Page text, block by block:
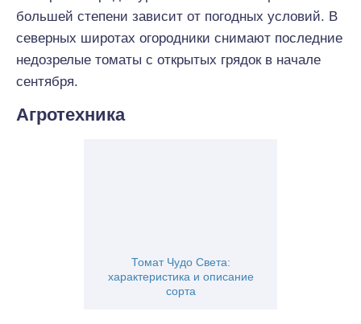
большей степени зависит от погодных условий. В
северных широтах огородники снимают последние
недозрелые томаты с открытых грядок в начале
сентября.
Агротехника
Томат Чудо Света:
характеристика и описание
сорта